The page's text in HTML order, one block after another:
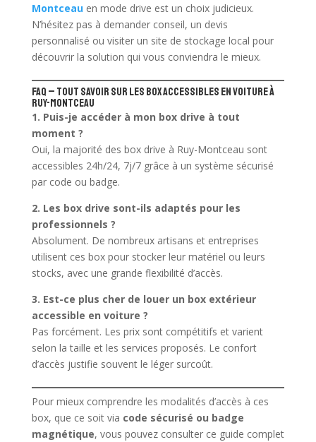
Montceauen mode drive est un choix judicieux.
N’hésitez pas à demander conseil, un devis
personnalisé ou visiter un site de stockage local pour
découvrir la solution qui vous conviendra le mieux.
FAQ – Tout savoir sur les box accessibles en voiture à
Ruy-Montceau
1. Puis-je accéder à mon box drive à tout
moment ?
Oui, la majorité des box drive à Ruy-Montceau sont
accessibles 24h/24, 7j/7 grâce à un système sécurisé
par code ou badge.
2. Les box drive sont-ils adaptés pour les
professionnels ?
Absolument. De nombreux artisans et entreprises
utilisent ces box pour stocker leur matériel ou leurs
stocks, avec une grande flexibilité d’accès.
3. Est-ce plus cher de louer un box extérieur
accessible en voiture ?
Pas forcément. Les prix sont compétitifs et varient
selon la taille et les services proposés. Le confort
d’accès justifie souvent le léger surcoût.
Pour mieux comprendre les modalités d’accès à ces
box, que ce soit via code sécurisé ou badge
magnétique, vous pouvez consulter ce guide complet